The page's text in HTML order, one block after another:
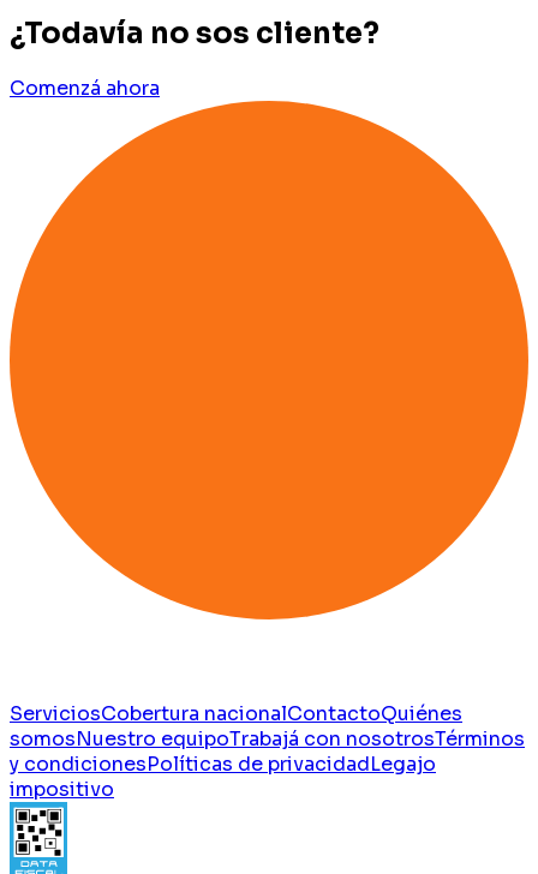
¿Todavía no sos cliente?
Comenzá ahora
ServiciosCobertura nacionalContactoQuiénes
somosNuestro equipoTrabajá con nosotrosTérminos
y condicionesPolíticas de privacidadLegajo
impositivo